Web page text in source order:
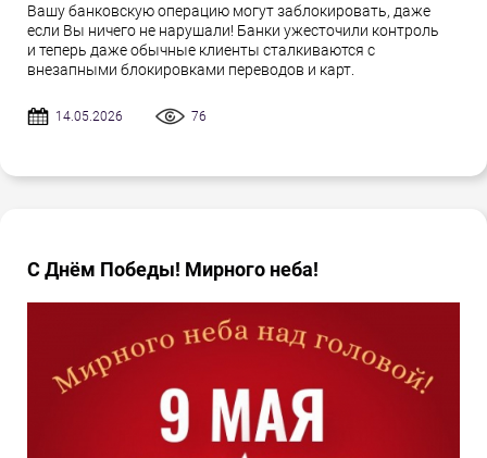
Вашу банковскую операцию могут заблокировать, даже
если Вы ничего не нарушали! Банки ужесточили контроль
и теперь даже обычные клиенты сталкиваются с
внезапными блокировками переводов и карт.
14.05.2026 76
С Днём Победы! Мирного неба!